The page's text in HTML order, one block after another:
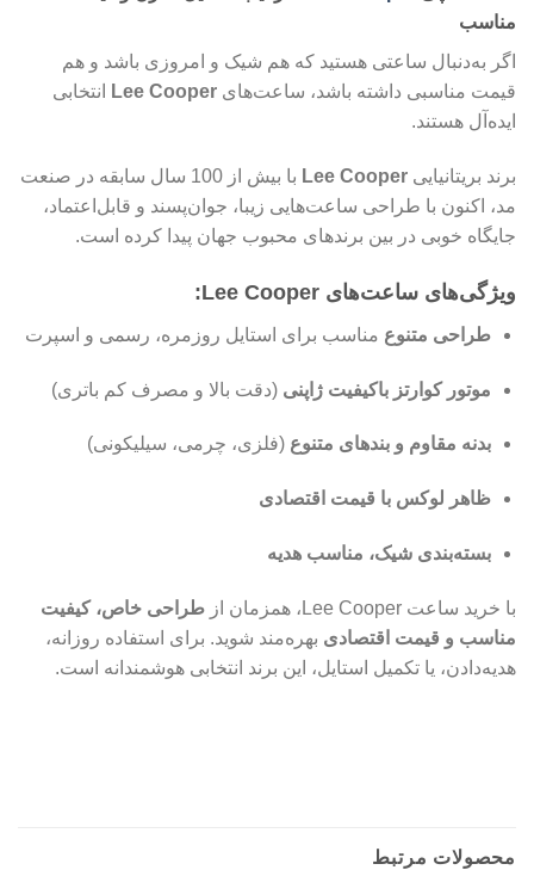
مناسب
اگر به‌دنبال ساعتی هستید که هم شیک و امروزی باشد و هم
قیمت مناسبی داشته باشد، ساعت‌های Lee Cooper
انتخابی
ایده‌آل هستند.
برند بریتانیایی Lee Cooper
با بیش از 100 سال سابقه در صنعت
مد، اکنون با طراحی ساعت‌هایی زیبا، جوان‌پسند و قابل‌اعتماد،
جایگاه خوبی در بین برندهای محبوب جهان پیدا کرده است.
ویژگی‌های ساعت‌های Lee Cooper:
طراحی متنوع مناسب برای استایل روزمره، رسمی و اسپرت
موتور کوارتز باکیفیت ژاپنی (دقت بالا و مصرف کم باتری)
بدنه مقاوم و بندهای متنوع (فلزی، چرمی، سیلیکونی)
ظاهر لوکس با قیمت اقتصادی
بسته‌بندی شیک، مناسب هدیه
با خرید ساعت Lee Cooper، همزمان از
طراحی خاص، کیفیت
مناسب و قیمت اقتصادی بهره‌مند شوید. برای استفاده روزانه،
هدیه‌دادن، یا تکمیل استایل، این برند انتخابی هوشمندانه است.
محصولات مرتبط